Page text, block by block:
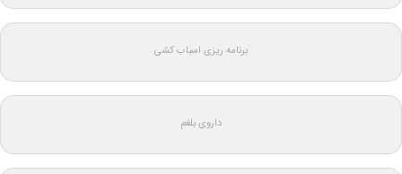
برنامه ریزی اسباب کشی
داروی بلغم